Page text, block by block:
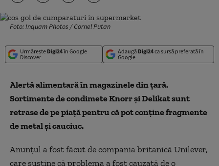
Foto: Inquam Photos / Cornel Putan
Urmărește Digi24în Google
Discover
Adaugă Digi24ca sursă preferată în
Google
Alertă alimentară în magazinele din țară.
Sortimente de condimete Knorr și Delikat sunt
retrase de pe piață pentru că pot conține fragmente
de metal și cauciuc.
Anunțul a fost făcut de compania britanică Unilever,
care susține că problema a fost cauzată de o